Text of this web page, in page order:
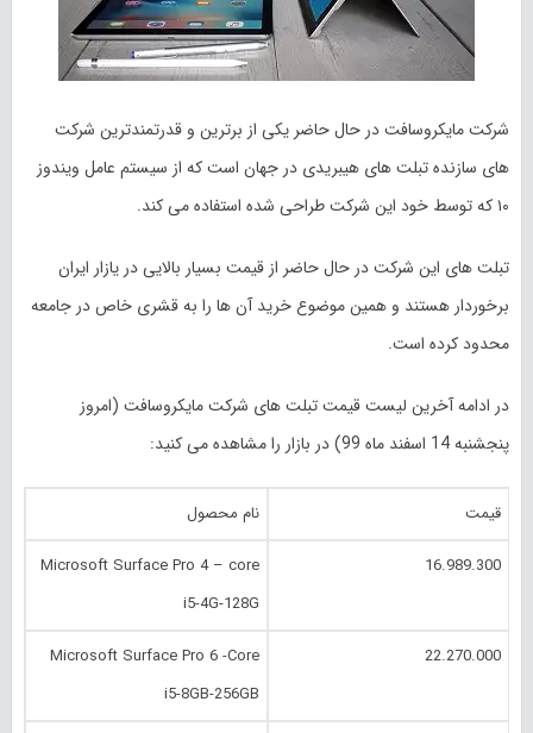
شرکت مایکروسافت در حال حاضر یکی از برترین و قدرتمندترین شرکت
های سازنده تبلت های هیبریدی در جهان است که از سیستم عامل ویندوز
۱۰ که توسط خود این شرکت طراحی شده استفاده می کند.
تبلت های این شرکت در حال حاضر از قیمت بسیار بالایی در یازار ایران
برخوردار هستند و همین موضوع خرید آن ها را به قشری خاص در جامعه
محدود کرده است.
در ادامه آخرین لیست قیمت تبلت های شرکت مایکروسافت (امروز
پنجشنبه 14 اسفند ماه 99) در بازار را مشاهده می کنید:
قیمت نام محصول
16.989.300
Microsoft Surface Pro 4 – core
i5-4G-128G
22.270.000
Microsoft Surface Pro 6 -Core
i5-8GB-256GB